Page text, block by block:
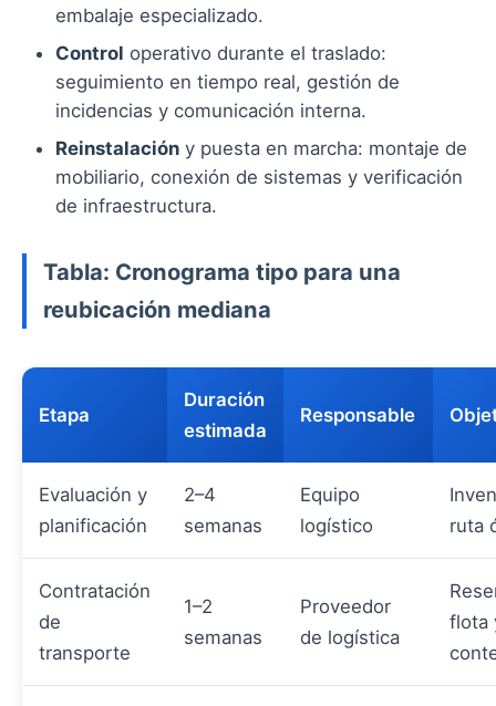
embalaje especializado.
Control operativo durante el traslado:
seguimiento en tiempo real, gestión de
incidencias y comunicación interna.
Reinstalación y puesta en marcha: montaje de
mobiliario, conexión de sistemas y verificación
de infraestructura.
Tabla: Cronograma tipo para una
reubicación mediana
Etapa
Duración
estimada
Responsable
Evaluación y
planificación
2–4
semanas
Equipo
logístico
ruta
Contratación
de
transporte
1–2
semanas
Proveedor
de logística
flota